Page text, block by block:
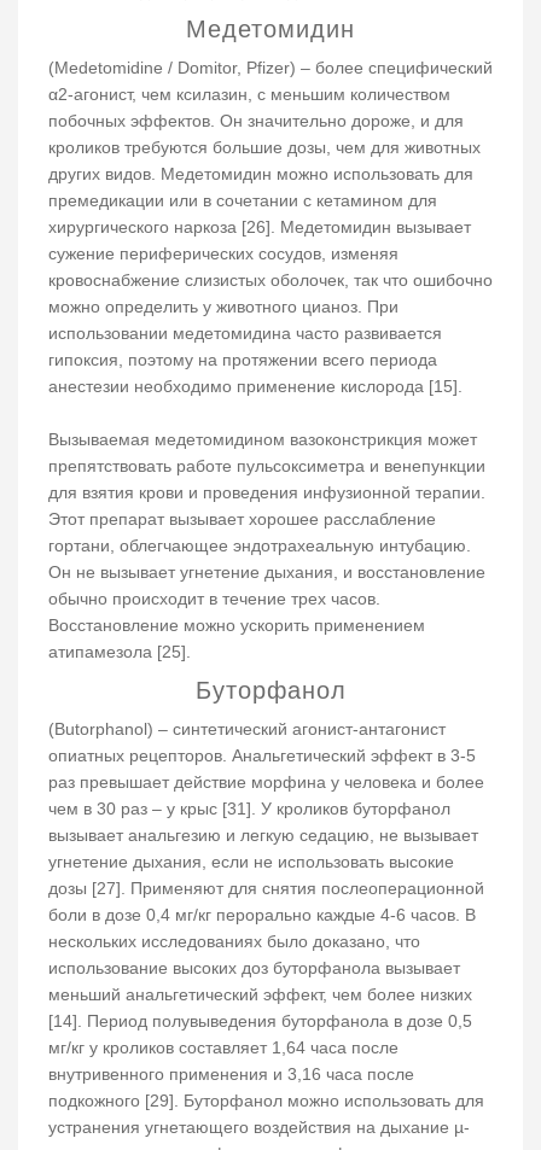
Медетомидин
(Medetomidine / Domitor, Pfizer) – более специфический
α2-агонист, чем ксилазин, с меньшим количеством
побочных эффектов. Он значительно дороже, и для
кроликов требуются большие дозы, чем для животных
других видов. Медетомидин можно использовать для
премедикации или в сочетании с кетамином для
хирургического наркоза [26]. Медетомидин вызывает
сужение периферических сосудов, изменяя
кровоснабжение слизистых оболочек, так что ошибочно
можно определить у животного цианоз. При
использовании медетомидина часто развивается
гипоксия, поэтому на протяжении всего периода
анестезии необходимо применение кислорода [15].
Вызываемая медетомидином вазоконстрикция может
препятствовать работе пульсоксиметра и венепункции
для взятия крови и проведения инфузионной терапии.
Этот препарат вызывает хорошее расслабление
гортани, облегчающее эндотрахеальную интубацию.
Он не вызывает угнетение дыхания, и восстановление
обычно происходит в течение трех часов.
Восстановление можно ускорить применением
атипамезола [25].
Буторфанол
(Butorphanol) – синтетический агонист-антагонист
опиатных рецепторов. Анальгетический эффект в 3-5
раз превышает действие морфина у человека и более
чем в 30 раз – у крыс [31]. У кроликов буторфанол
вызывает анальгезию и легкую седацию, не вызывает
угнетение дыхания, если не использовать высокие
дозы [27]. Применяют для снятия послеоперационной
боли в дозе 0,4 мг/кг перорально каждые 4-6 часов. В
нескольких исследованиях было доказано, что
использование высоких доз буторфанола вызывает
меньший анальгетический эффект, чем более низких
[14]. Период полувыведения буторфанола в дозе 0,5
мг/кг у кроликов составляет 1,64 часа после
внутривенного применения и 3,16 часа после
подкожного [29]. Буторфанол можно использовать для
устранения угнетающего воздействия на дыхание µ-